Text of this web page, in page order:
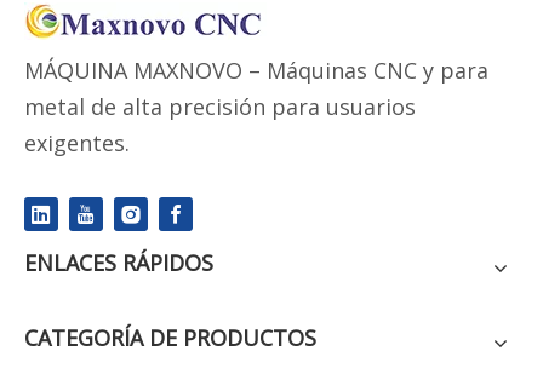
MÁQUINA MAXNOVO – Máquinas CNC y para
metal de alta precisión para usuarios
exigentes.
ENLACES RÁPIDOS
CATEGORÍA DE PRODUCTOS